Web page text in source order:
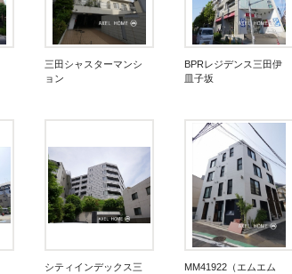
三田シャスターマンシ
ョン
BPRレジデンス三田伊
皿子坂
シティインデックス三
MM41922（エムエム